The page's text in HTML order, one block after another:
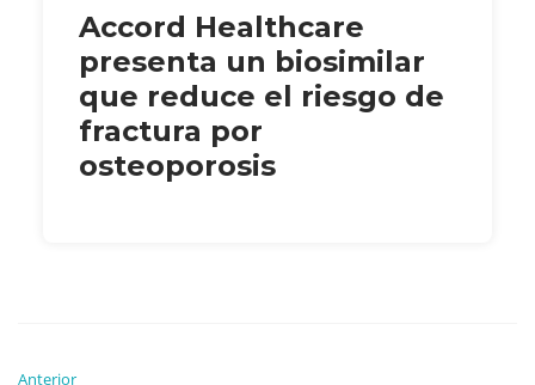
Accord Healthcare
presenta un biosimilar
que reduce el riesgo de
fractura por
osteoporosis
Anterior